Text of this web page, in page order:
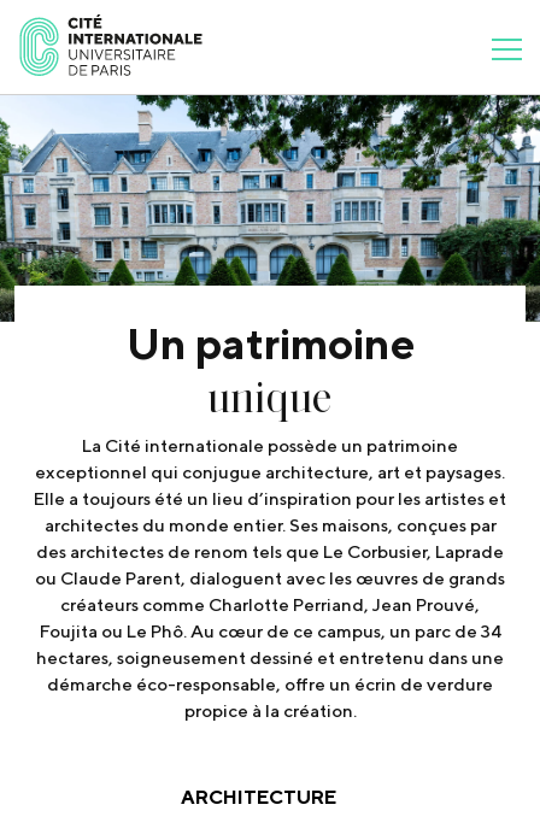
Un patrimoine
unique
La Cité internationale possède un patrimoine
exceptionnel qui conjugue architecture, art et paysages.
Elle a toujours été un lieu d’inspiration pour les artistes et
architectes du monde entier. Ses maisons, conçues par
des architectes de renom tels que Le Corbusier, Laprade
ou Claude Parent, dialoguent avec les œuvres de grands
créateurs comme Charlotte Perriand, Jean Prouvé,
Foujita ou Le Phô. Au cœur de ce campus, un parc de 34
hectares, soigneusement dessiné et entretenu dans une
démarche éco-responsable, offre un écrin de verdure
propice à la création.
ARCHITECTURE